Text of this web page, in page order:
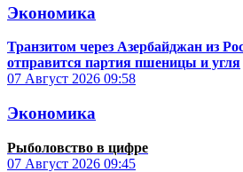
Экономика
Транзитом через Азербайджан из
отправится партия пшеницы и угля
07 Август 2026 09:58
Экономика
Рыболовство в цифре
07 Август 2026 09:45